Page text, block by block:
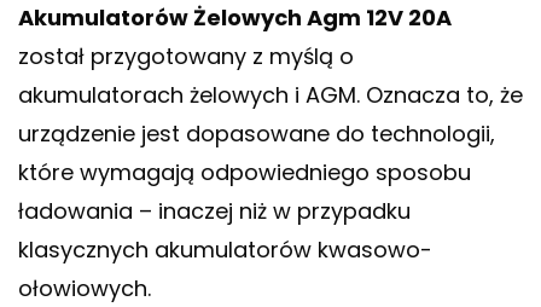
Akumulatorów Żelowych Agm 12V 20A
został przygotowany z myślą o
akumulatorach żelowych i AGM. Oznacza to, że
urządzenie jest dopasowane do technologii,
które wymagają odpowiedniego sposobu
ładowania – inaczej niż w przypadku
klasycznych akumulatorów kwasowo-
ołowiowych.